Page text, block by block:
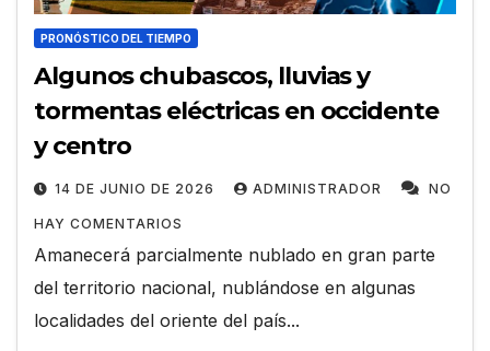
PRONÓSTICO DEL TIEMPO
Algunos chubascos, lluvias y
tormentas eléctricas en occidente
y centro
14 DE JUNIO DE 2026 ADMINISTRADOR NO
HAY COMENTARIOS
Amanecerá parcialmente nublado en gran parte
del territorio nacional, nublándose en algunas
localidades del oriente del país...